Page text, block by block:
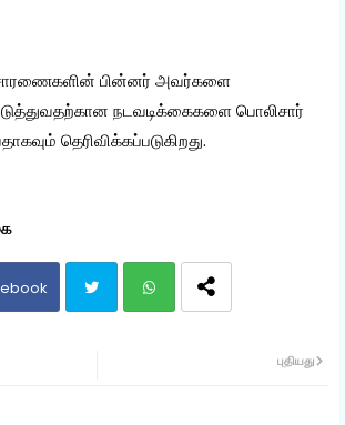
பின்னர் அவர்களை
நடவடிக்கைகளை பொலிசார்
தெரிவிக்கப்படுகிறது.
புதியது